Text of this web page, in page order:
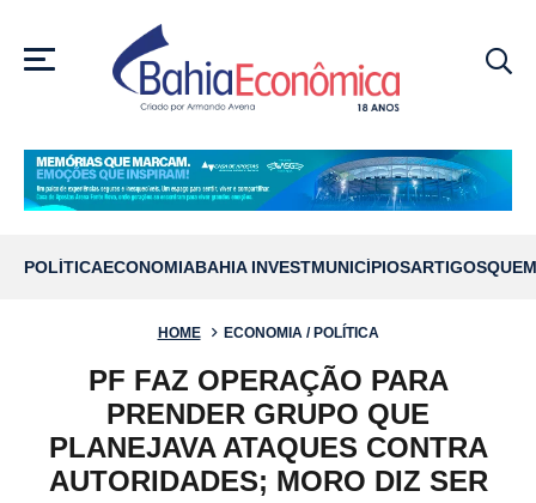
MENU
POLÍTICAECONOMIABAHIA INVESTMUNICÍPIOSARTIGOS
HOME ECONOMIA / POLÍTICA
PF FAZ OPERAÇÃO PARA
PRENDER GRUPO QUE
PLANEJAVA ATAQUES CONTRA
AUTORIDADES; MORO DIZ SER